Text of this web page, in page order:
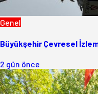
Genel
Büyükşehir Çevresel
2 gün önce